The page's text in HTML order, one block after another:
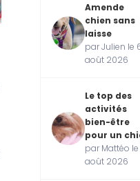
Amende
chien sans
laisse
par Julien le
août 2026
Le top des
activités
bien-être
pour un
par Mattéo
août 2026